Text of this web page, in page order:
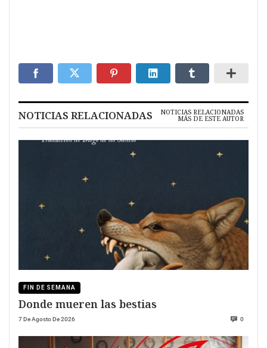
NOTICIAS RELACIONADAS NOTICIAS RELACIONADAS
MÁS DE ESTE AUTOR
FIN DE SEMANA
Donde mueren las bestias
7 De Agosto De 2026 0